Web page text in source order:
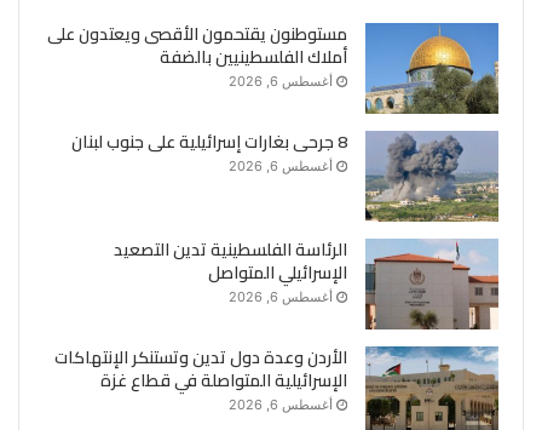
مستوطنون يقتحمون الأقصى ويعتدون على
أملاك الفلسطينيين بالضفة
أغسطس 6, 2026
8 جرحى بغارات إسرائيلية على جنوب لبنان
أغسطس 6, 2026
الرئاسة الفلسطينية تدين التصعيد
الإسرائيلي المتواصل
أغسطس 6, 2026
الأردن وعدة دول تدين وتستنكر الإنتهاكات
الإسرائيلية المتواصلة في قطاع غزة
أغسطس 6, 2026